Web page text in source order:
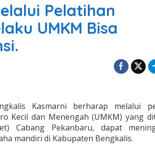
Pelatihan
UMKM Bisa
Kasmarni berharap melalui
Kecil dan Menengah (UMKM) yang
Cabang Pekanbaru, dapat
mandiri di Kabupaten Bengkalis.